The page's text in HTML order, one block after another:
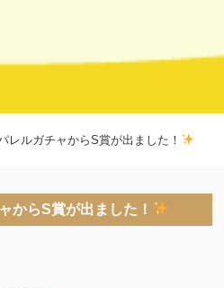
レルガチャからS賞が出ました！
からS賞が出ました！